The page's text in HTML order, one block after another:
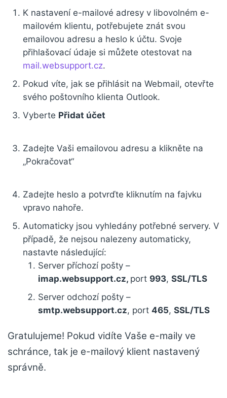
K nastavení e-mailové adresy v libovolném e-
mailovém klientu, potřebujete znát svou
emailovou adresu a heslo k účtu. Svoje
přihlašovací údaje si můžete otestovat na
mail.websupport.cz.
Pokud víte, jak se přihlásit na Webmail, otevřte
svého poštovního klienta Outlook.
Vyberte Přidat účet
Zadejte Vaši emailovou adresu a klikněte na
„Pokračovat“
Zadejte heslo a potvrďte kliknutím na fajvku
vpravo nahoře.
Automaticky jsou vyhledány potřebné servery. V
případě, že nejsou nalezeny automaticky,
nastavte následující:
Server příchozí pošty –
imap.websupport.cz, port 993, SSL/TLS
Server odchozí pošty –
smtp.websupport.cz, port 465, SSL/TLS
Gratulujeme! Pokud vidíte Vaše e-maily ve
schránce, tak je e-mailový klient nastavený
správně.